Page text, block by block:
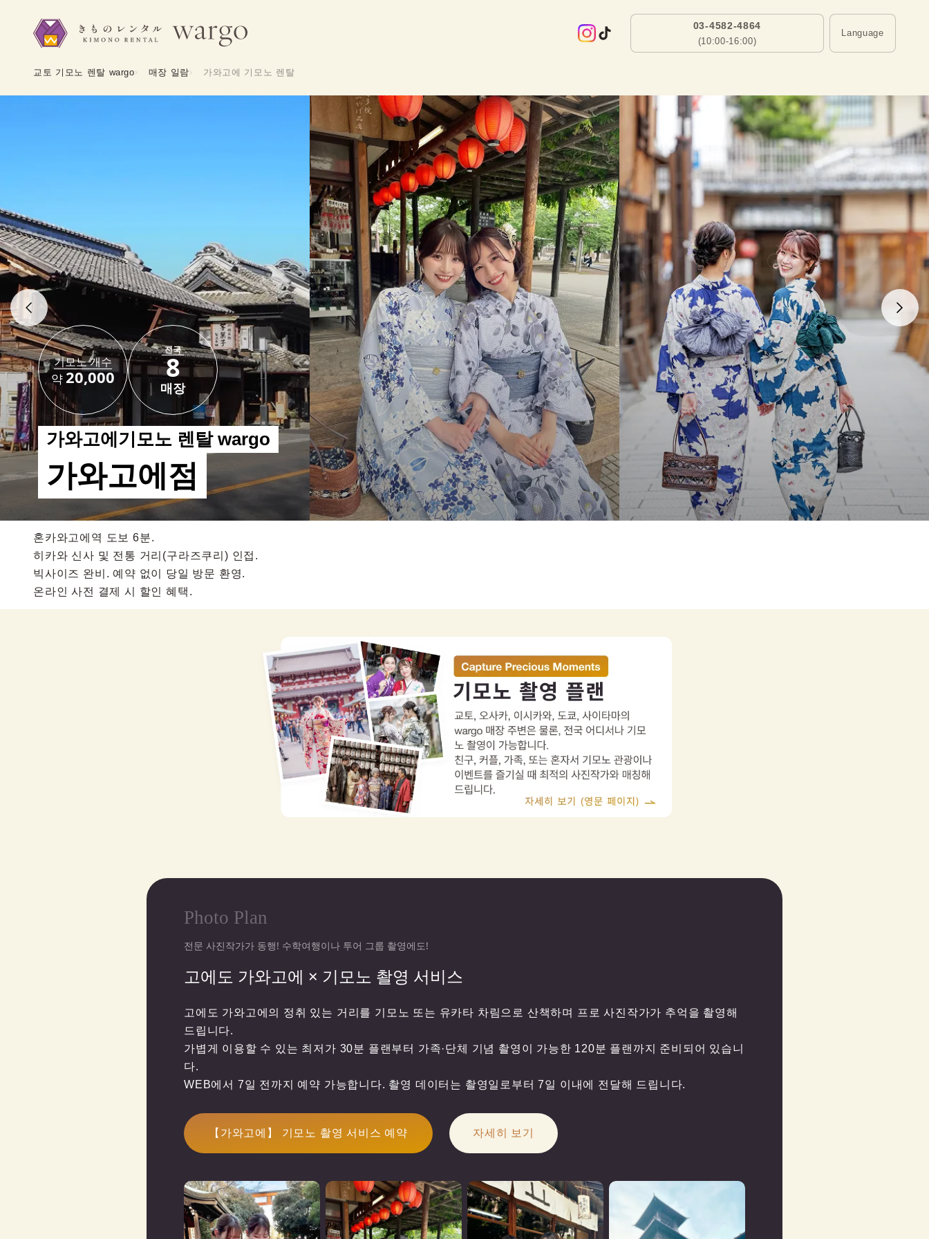
03-4582-4864
(10:00-16:00)
Language
교토 기모노 렌탈 wargo 매장 일람 가와고에 기모노 렌탈
기모노 개수
약20,000
전국
8
매장
가와고에기모노 렌탈 wargo
가와고에점
혼카와고에역 도보 6분.
히카와 신사 및 전통 거리(구라즈쿠리) 인접.
빅사이즈 완비. 예약 없이 당일 방문 환영.
온라인 사전 결제 시 할인 혜택.
Photo Plan
전문 사진작가가 동행! 수학여행이나 투어 그룹 촬영에도!
고에도 가와고에 × 기모노 촬영 서비스
고에도 가와고에의 정취 있는 거리를 기모노 또는 유카타 차림으로 산책하며 프로 사진작가가 추억을 촬영해
드립니다.
가볍게 이용할 수 있는 최저가 30분 플랜부터 가족·단체 기념 촬영이 가능한 120분 플랜까지 준비되어 있습니
다.
WEB에서 7일 전까지 예약 가능합니다. 촬영 데이터는 촬영일로부터 7일 이내에 전달해 드립니다.
【가와고에】 기모노 촬영 서비스 예약 자세히 보기